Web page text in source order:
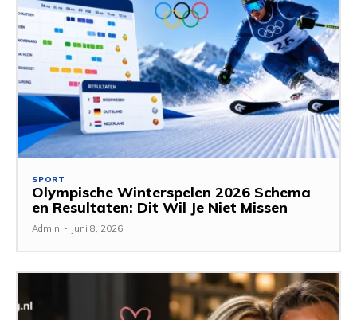
SPORT
Olympische Winterspelen 2026 Schema
en Resultaten: Dit Wil Je Niet Missen
Admin - juni 8, 2026